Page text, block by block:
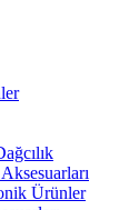
Ürünler